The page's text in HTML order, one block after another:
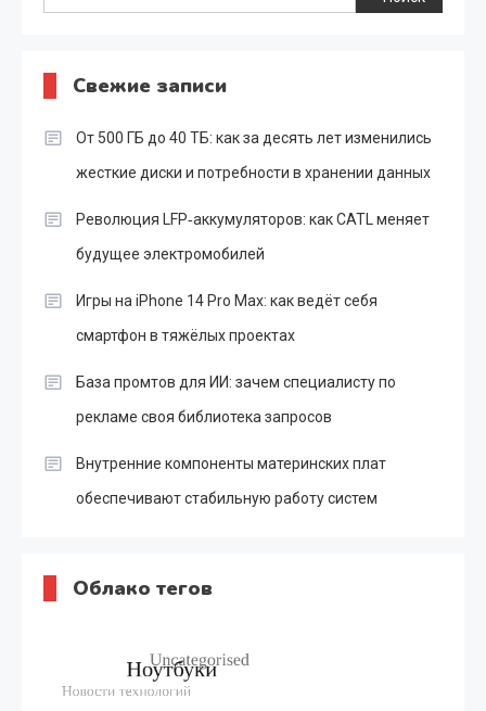
Свежие записи
От 500 ГБ до 40 ТБ: как за десять лет изменились
жесткие диски и потребности в хранении данных
Революция LFP‑аккумуляторов: как CATL меняет
будущее электромобилей
Игры на iPhone 14 Pro Max: как ведёт себя
смартфон в тяжёлых проектах
База промтов для ИИ: зачем специалисту по
рекламе своя библиотека запросов
Внутренние компоненты материнских плат
обеспечивают стабильную работу систем
Облако тегов